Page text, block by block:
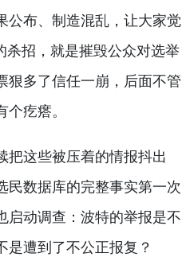
公布、制造混乱，让大家觉
杀招，就是摧毁公众对选举
狠多了信任一崩，后面不管
疙瘩。
把这些被压着的情报抖出
民数据库的完整事实第一次
启动调查：波特的举报是不
是遭到了不公正报复？